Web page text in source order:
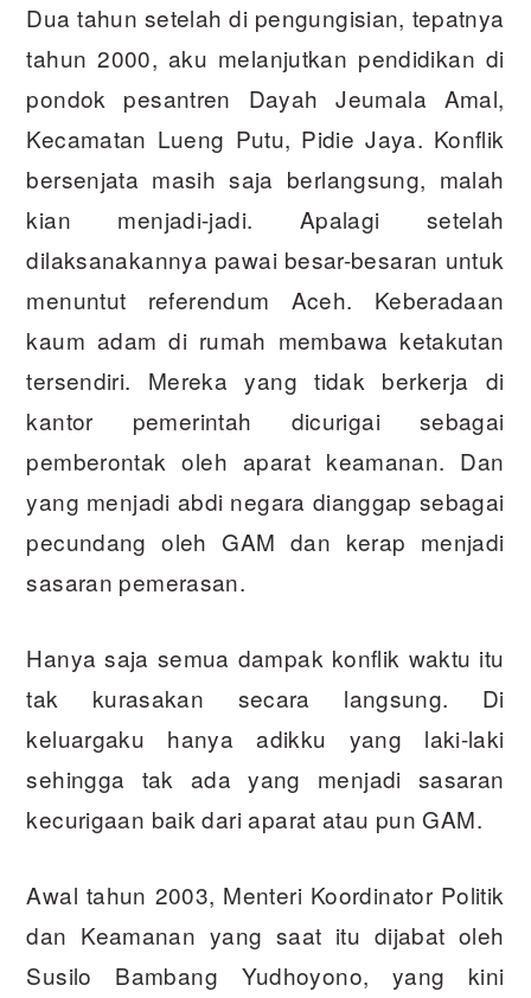
Dua tahun setelah di pengungisian, tepatnya
tahun 2000, aku melanjutkan pendidikan di
pondok pesantren Dayah Jeumala Amal,
Kecamatan Lueng Putu, Pidie Jaya. Konflik
bersenjata masih saja berlangsung, malah
kian menjadi-jadi. Apalagi setelah
dilaksanakannya pawai besar-besaran untuk
menuntut referendum Aceh. Keberadaan
kaum adam di rumah membawa ketakutan
tersendiri. Mereka yang tidak berkerja di
kantor pemerintah dicurigai sebagai
pemberontak oleh aparat keamanan. Dan
yang menjadi abdi negara dianggap sebagai
pecundang oleh GAM dan kerap menjadi
sasaran pemerasan.
Hanya saja semua dampak konflik waktu itu
tak kurasakan secara langsung. Di
keluargaku hanya adikku yang laki-laki
sehingga tak ada yang menjadi sasaran
kecurigaan baik dari aparat atau pun GAM.
Awal tahun 2003, Menteri Koordinator Politik
dan Keamanan yang saat itu dijabat oleh
Susilo Bambang Yudhoyono, yang kini